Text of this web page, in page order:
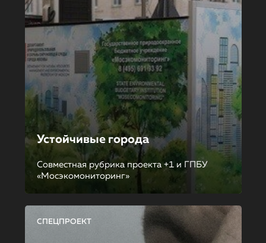
Устойчивые города
Совместная рубрика проекта +1 и ГПБУ
«Мосэкомониторинг»
СПЕЦПРОЕКТ